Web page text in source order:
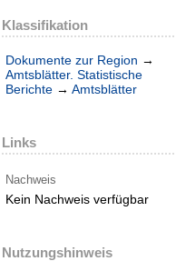
Klassifikation
Dokumente zur Region →
Amtsblätter. Statistische
Berichte → Amtsblätter
Links
Nachweis
Kein Nachweis verfügbar
Nutzungshinweis